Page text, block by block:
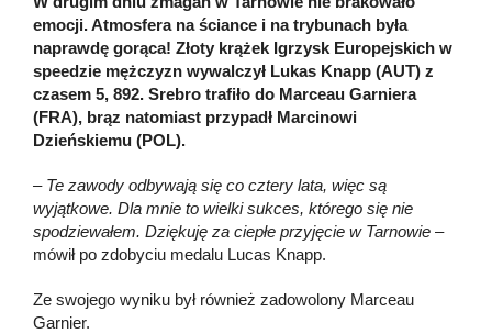
emocji. Atmosfera na ściance i na trybunach była
naprawdę gorąca! Złoty krążek Igrzysk Europejskich w
speedzie mężczyzn wywalczył Lukas Knapp (AUT) z
czasem 5, 892. Srebro trafiło do Marceau Garniera
(FRA), brąz natomiast przypadł Marcinowi
Dzieńskiemu (POL).
– Te zawody odbywają się co cztery lata, więc są
wyjątkowe. Dla mnie to wielki sukces, którego się nie
spodziewałem. Dziękuję za ciepłe przyjęcie w Tarnowie –
mówił po zdobyciu medalu Lucas Knapp.
Ze swojego wyniku był również zadowolony Marceau
Garnier.